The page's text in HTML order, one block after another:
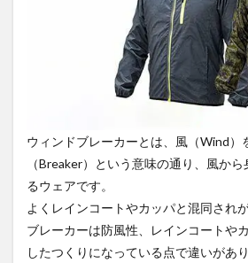
て重
宝で
2.2
軽量
で疲
れに
ウィンドブレーカーとは、風（Wind）
（Breaker）という意味の通り、風か
るウェアです。
よくレインコートやカッパと混同され
ブレーカーは防風性、レインコートや
したつくりになっている点で違いがあり